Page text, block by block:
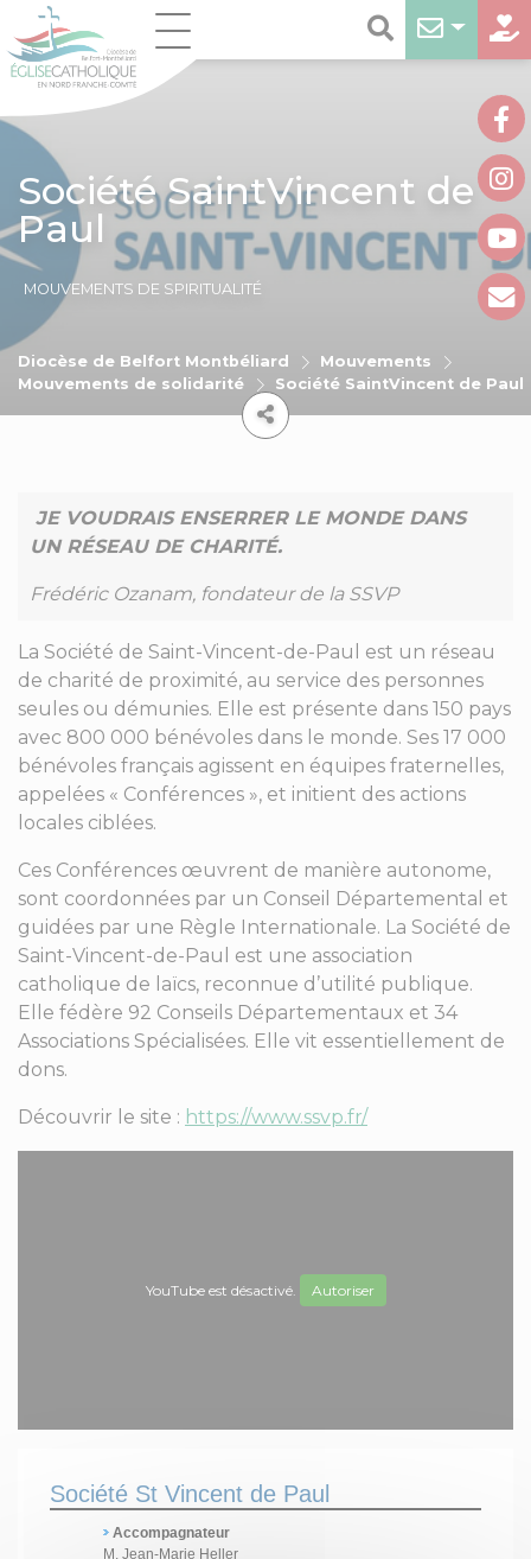
Société SaintVincent de
Paul
MOUVEMENTS DE SPIRITUALITÉ
Diocèse de Belfort Montbéliard
Mouvements
Mouvements de solidarité
Société SaintVincent de Paul
JE VOUDRAIS ENSERRER LE MONDE DANS
UN RÉSEAU DE CHARITÉ.
Frédéric Ozanam, fondateur de la SSVP
La Société de Saint-Vincent-de-Paul est un réseau
de charité de proximité, au service des personnes
seules ou démunies. Elle est présente dans 150 pays
avec 800 000 bénévoles dans le monde. Ses 17 000
bénévoles français agissent en équipes fraternelles,
appelées « Conférences », et initient des actions
locales ciblées.
Ces Conférences œuvrent de manière autonome,
sont coordonnées par un Conseil Départemental et
guidées par une Règle Internationale. La Société de
Saint-Vincent-de-Paul est une association
catholique de laïcs, reconnue d’utilité publique.
Elle fédère 92 Conseils Départementaux et 34
Associations Spécialisées. Elle vit essentiellement de
dons.
Découvrir le site : https://www.ssvp.fr/
YouTube est désactivé. Autoriser